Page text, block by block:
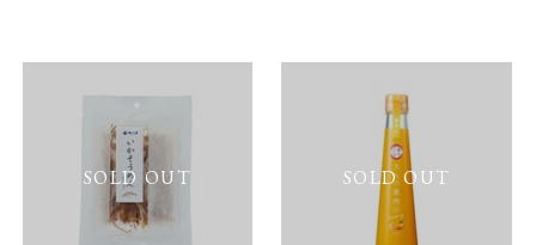
SOLD OUT SOLD OUT